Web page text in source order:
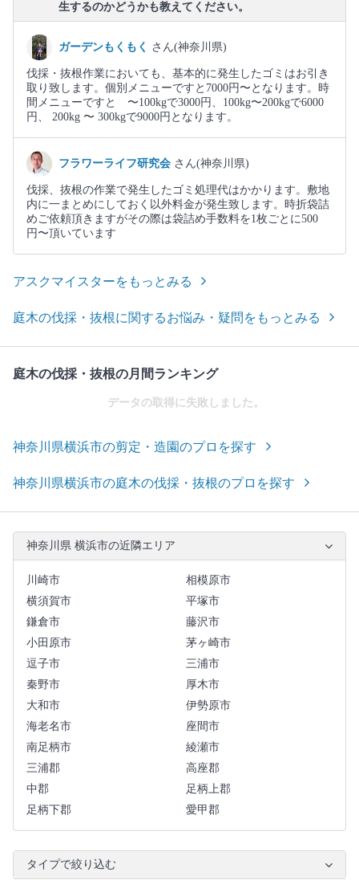
生するのかどうかも教えてください。
ガーデンもくもく さん(神奈川県)
伐採・抜根作業においても、基本的に発生したゴミはお引き
取り致します。個別メニューですと7000円〜となります。時
間メニューですと 〜100kgで3000円、100kg〜200kgで6000
円、 200kg 〜 300kgで9000円となります。
フラワーライフ研究会 さん(神奈川県)
伐採、抜根の作業で発生したゴミ処理代はかかります。敷地
内に一まとめにしておく以外料金が発生致します。時折袋詰
めご依頼頂きますがその際は袋詰め手数料を1枚ごとに500
円〜頂いています
アスクマイスターをもっとみる
庭木の伐採・抜根に関するお悩み・疑問をもっとみる
庭木の伐採・抜根の月間ランキング
データの取得に失敗しました。
神奈川県横浜市の剪定・造園のプロを探す
神奈川県横浜市の庭木の伐採・抜根のプロを探す
神奈川県 横浜市の近隣エリア
川崎市
相模原市
横須賀市
平塚市
鎌倉市
藤沢市
小田原市
茅ヶ崎市
逗子市
三浦市
秦野市
厚木市
大和市
伊勢原市
海老名市
座間市
南足柄市
綾瀬市
三浦郡
高座郡
中郡
足柄上郡
足柄下郡
愛甲郡
タイプで絞り込む